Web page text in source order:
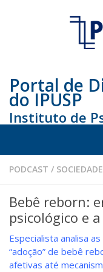
Portal de
do IPUSP
Instituto de
Home
Educação
Arte e Cultura
Bio
PODCAST / SOCIEDADE
Bebê reborn:
psicológico e
Especialista analisa
“adoção” de bebê
afetivas até